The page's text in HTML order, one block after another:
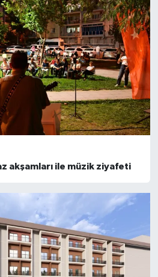
akşamları ile müzik ziyafeti